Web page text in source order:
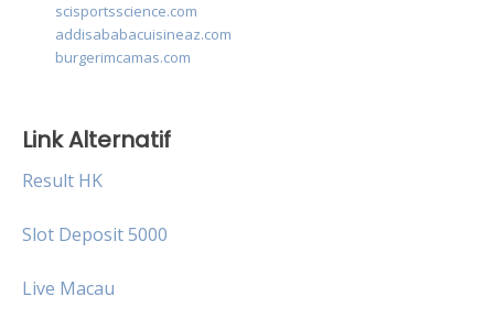
scisportsscience.com
addisababacuisineaz.com
burgerimcamas.com
Link Alternatif
Result HK
Slot Deposit 5000
Live Macau